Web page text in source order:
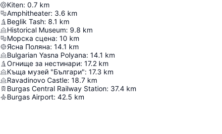
Kiten: 0.7 km
Amphitheater: 3.6 km
Beglik Tash: 8.1 km
Historical Museum: 9.8 km
Морска сцена: 10 km
Ясна Поляна: 14.1 km
Bulgarian Yasna Polyana: 14.1 km
Огнище за нестинари: 17.2 km
Къща музей "Българи": 17.3 km
Ravadinovo Castle: 18.7 km
Burgas Central Railway Station: 37.4 km
Burgas Airport: 42.5 km